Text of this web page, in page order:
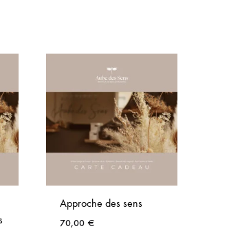
Approche des sens
70,00 €